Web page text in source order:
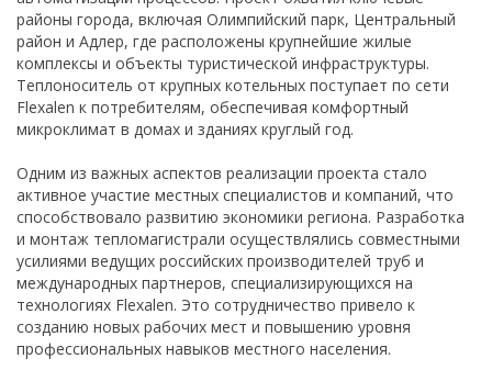
районы города, включая Олимпийский парк, Центральный
район и Адлер, где расположены крупнейшие жилые
комплексы и объекты туристической инфраструктуры.
Теплоноситель от крупных котельных поступает по сети
Flexalen к потребителям, обеспечивая комфортный
микроклимат в домах и зданиях круглый год.
Одним из важных аспектов реализации проекта стало
активное участие местных специалистов и компаний, что
способствовало развитию экономики региона. Разработка
и монтаж тепломагистрали осуществлялись совместными
усилиями ведущих российских производителей труб и
международных партнеров, специализирующихся на
технологиях Flexalen. Это сотрудничество привело к
созданию новых рабочих мест и повышению уровня
профессиональных навыков местного населения.